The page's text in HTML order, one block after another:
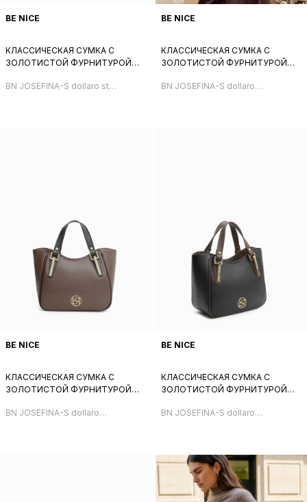
BE NICE
КЛАССИЧЕСКАЯ СУМКА С
ЗОЛОТИСТОЙ ФУРНИТУРОЙ
ЧЕРНОЙ КОЖИ С ТИСНЕНИЕМ
BN JOSEFINA-S dollaro st
BE NICE
КЛАССИЧЕСКАЯ СУМКА С
ЗОЛОТИСТОЙ ФУРНИТУРОЙ
БЕЖЕВО-СЕРОЙ КОЖИ
BN JOSEFINA-S dollaro
BE NICE
КЛАССИЧЕСКАЯ СУМКА С
ЗОЛОТИСТОЙ ФУРНИТУРОЙ
ШОКОЛАДНО-КОРИЧНЕВОЙ
BN JOSEFINA-S dollaro
BE NICE
КЛАССИЧЕСКАЯ СУМКА С
ЗОЛОТИСТОЙ ФУРНИТУРОЙ
ЧЕРНОЙ КОЖИ
BN JOSEFINA-S dollaro